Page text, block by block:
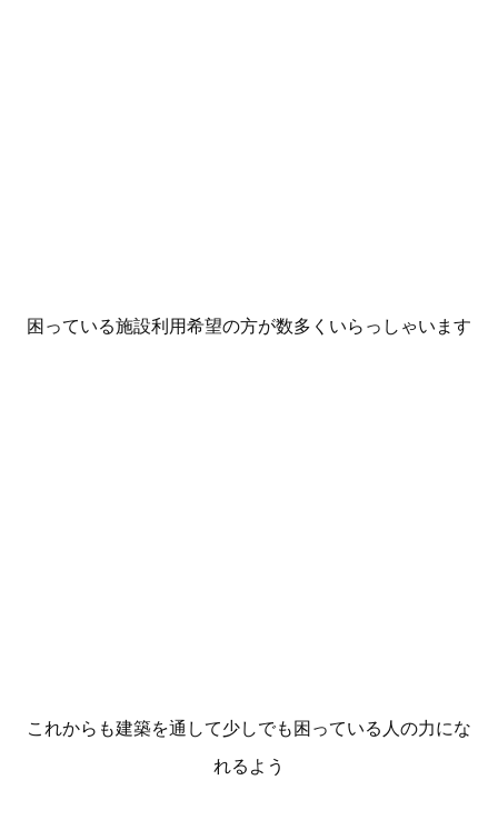
困っている施設利用希望の方が数多くいらっしゃいます
これからも建築を通して少しでも困っている人の力にな
れるよう